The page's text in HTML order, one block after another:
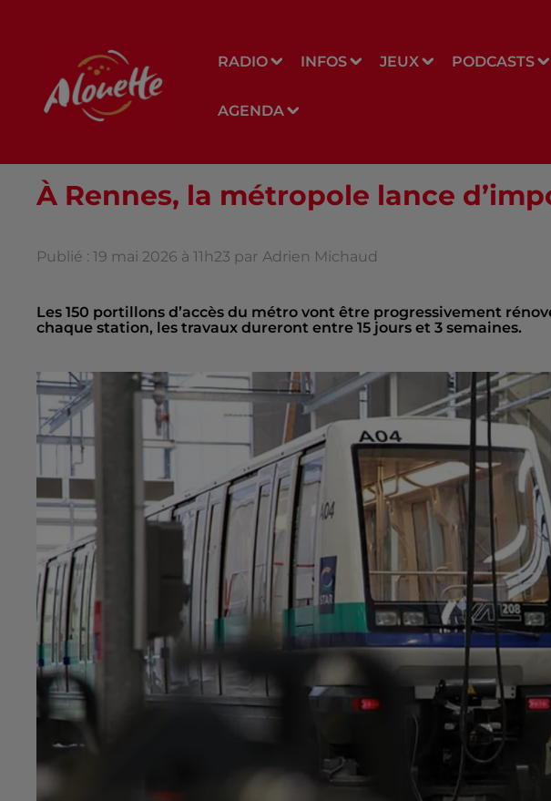
RADIO INFOS JEUX PODCASTS
AGENDA
À Rennes, la métropole lance
Publié : 19 mai 2026 à 11h23 par Adrien Michaud
Les 150 portillons d’accès du métro vont être progressivement
chaque station, les travaux dureront entre 15 jours et 3 semaines.